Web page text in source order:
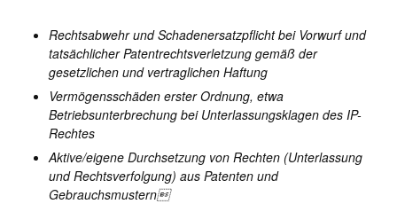
Rechtsabwehr und Schadenersatzpflicht bei Vorwurf und
tatsächlicher Patentrechtsverletzung gemäß der
gesetzlichen und vertraglichen Haftung
Vermögensschäden erster Ordnung, etwa
Betriebsunterbrechung bei Unterlassungsklagen des IP-
Rechtes
Aktive/eigene Durchsetzung von Rechten (Unterlassung
und Rechtsverfolgung) aus Patenten und
Gebrauchsmustern